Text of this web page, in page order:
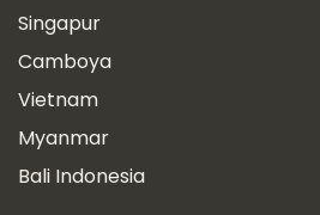
Singapur
Camboya
Vietnam
Myanmar
Bali Indonesia